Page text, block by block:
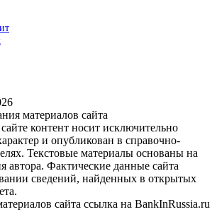
материалов сайта
контент носит исключительно
и опубликован в справочно-
Текстовые материалы основаны на
автора. Фактические данные сайта
сведений, найденных в открытых
сайта ссылка на BankInRussia.ru